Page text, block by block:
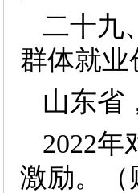
二十九
群体就业
山东省
2022年
激励。（